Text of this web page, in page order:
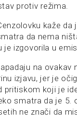
protiv režima.
kaže
da nema
izgovorila u
na
izjavu, jer je
pritiskom koji je
smatra da je
ne znači da